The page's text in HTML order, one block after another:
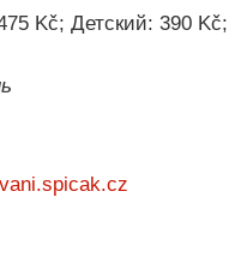
Kč; Детский: 390 Kč;